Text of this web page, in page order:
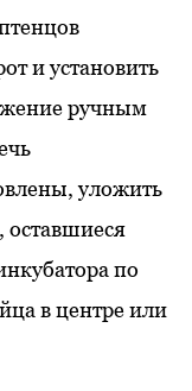
и установить
ручным
уложить
оставшиеся
по
в центре или